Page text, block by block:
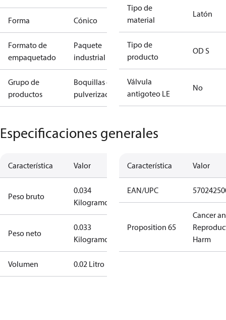
Forma Cónico
Formato de
empaquetado
Paquete
industrial
Grupo de
productos
Boquillas de
pulverización
Tipo de
material
Latón
Tipo de
producto
OD S
Válvula
antigoteo LE
No
Especificaciones generales
Característica Valor
Peso bruto
0.034
Kilogramo
Peso neto
0.033
Kilogramo
Volumen 0.02 Litro
Característica Valor
EAN/UPC
Proposition 65
Cancer
Harm